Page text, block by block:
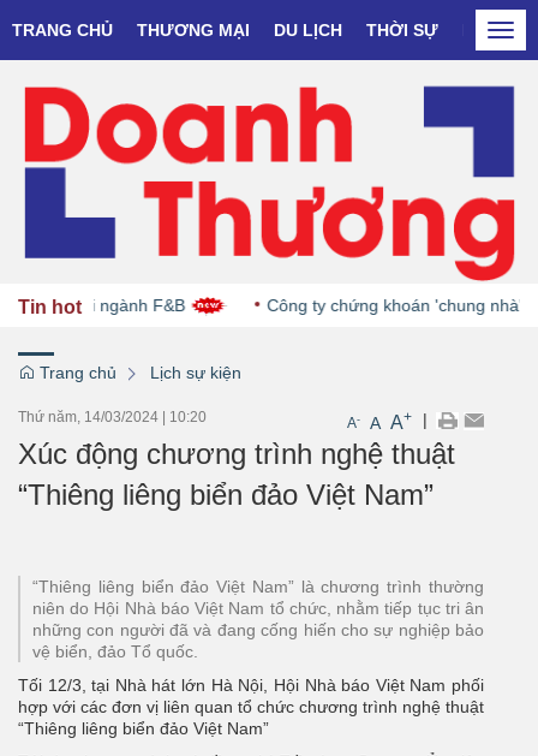
TRANG CHỦ THƯƠNG MẠI DU LỊCH THỜI SỰ DOANH
Tin hot
thái ngành F&B Công ty chứng khoán 'chung nhà'
Trang chủ Lịch sự kiện
Thứ năm, 14/03/2024 10:20 A- A A+ |
Xúc động chương trình nghệ thuật
“Thiêng liêng biển đảo Việt Nam”
“Thiêng liêng biển đảo Việt Nam” là chương trình thường
niên do Hội Nhà báo Việt Nam tổ chức, nhằm tiếp tục tri ân
những con người đã và đang cống hiến cho sự nghiệp bảo
vệ biển, đảo Tổ quốc.
Tối 12/3, tại Nhà hát lớn Hà Nội, Hội Nhà báo Việt Nam phối
hợp với các đơn vị liên quan tổ chức chương trình nghệ thuật
“Thiêng liêng biển đảo Việt Nam”